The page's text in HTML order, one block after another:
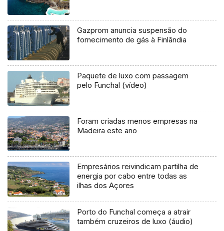
Gazprom anuncia suspensão do
fornecimento de gás à Finlândia
Paquete de luxo com passagem
pelo Funchal (vídeo)
Foram criadas menos empresas na
Madeira este ano
Empresários reivindicam partilha de
energia por cabo entre todas as
ilhas dos Açores
Porto do Funchal começa a atrair
também cruzeiros de luxo (áudio)